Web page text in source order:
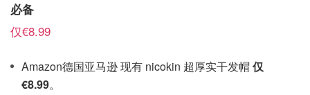
必备
仅€8.99
Amazon德国亚马逊 现有 nicokin 超厚实干发帽仅
€8.99。